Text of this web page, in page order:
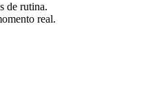
de rutina.
real.